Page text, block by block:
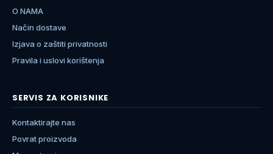
O NAMA
Način dostave
Izjava o zaštiti privatnosti
Pravila i uslovi korištenja
SERVIS ZA KORISNIKE
Kontaktirajte nas
Povrat proizvoda